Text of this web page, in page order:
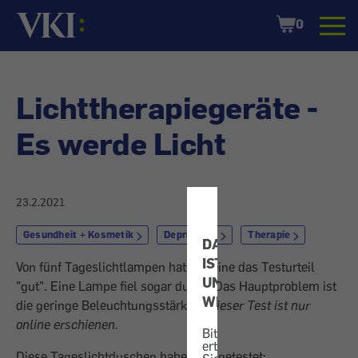
DATENSCHUTZ
IST
UNS
WICHTIG!
Bitte
erteilen
Startseite
Shopping
Cart
0
Lichttherapiegeräte -
Es werde Licht
23.2.2021
Gesundheit + Kosmetik Depression Therapie
Von fünf Tageslichtlampen hat nur eine das Testurteil
"gut". Eine Lampe fiel sogar durch. Das Hauptproblem ist
die geringe Beleuchtungsstärke. -Dieser Test ist nur
online erschienen.